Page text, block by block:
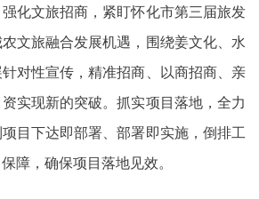
化文旅招商，紧盯怀化市第三届旅发
文旅融合发展机遇，围绕姜文化、水
对性宣传，精准招商、以商招商、亲
实现新的突破。抓实项目落地，全力
目下达即部署、部署即实施，倒排工
障，确保项目落地见效。